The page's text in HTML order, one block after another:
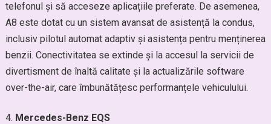
telefonul și să acceseze aplicațiile preferate. De asemenea,
A8 este dotat cu un sistem avansat de asistență la condus,
inclusiv pilotul automat adaptiv și asistența pentru menținerea
benzii. Conectivitatea se extinde și la accesul la servicii de
divertisment de înaltă calitate și la actualizările software
over-the-air, care îmbunătățesc performanțele vehiculului.
Mercedes-Benz EQS